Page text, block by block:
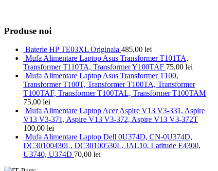
Produse noi
Baterie HP TE03XL Originala 485,00 lei
Mufa Alimentare Laptop Asus Transformer T101TA,
Transformer T110TA, Transformer Y100TAF 75,00 lei
Mufa Alimentare Laptop Asus Transformer T100,
Transformer T100T, Transformer T100TA, Transformer
T100TAF, Transformer T100TAL, Transformer T100TAM
75,00 lei
Mufa Alimentare Laptop Acer Aspire V13 V3-331, Aspire
V13 V3-371, Aspire V13 V3-372, Aspire V13 V3-372T
100,00 lei
Mufa Alimentare Laptop Dell 0U374D, CN-0U374D,
DC30100430L, DC30100530L, JAL10, Latitude E4300,
U3740, U374D 70,00 lei